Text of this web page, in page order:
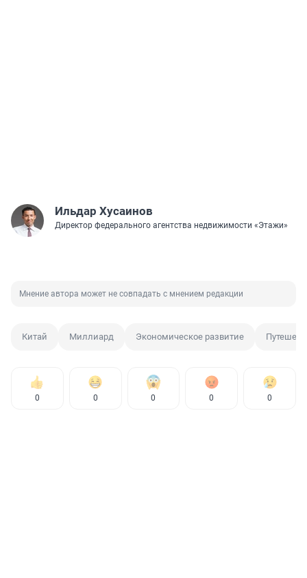
Ильдар Хусаинов
Директор федерального агентства недвижимости «Этажи»
Мнение автора может не совпадать с мнением редакции
Китай Миллиард Экономическое развитие
0 0 0 0 0